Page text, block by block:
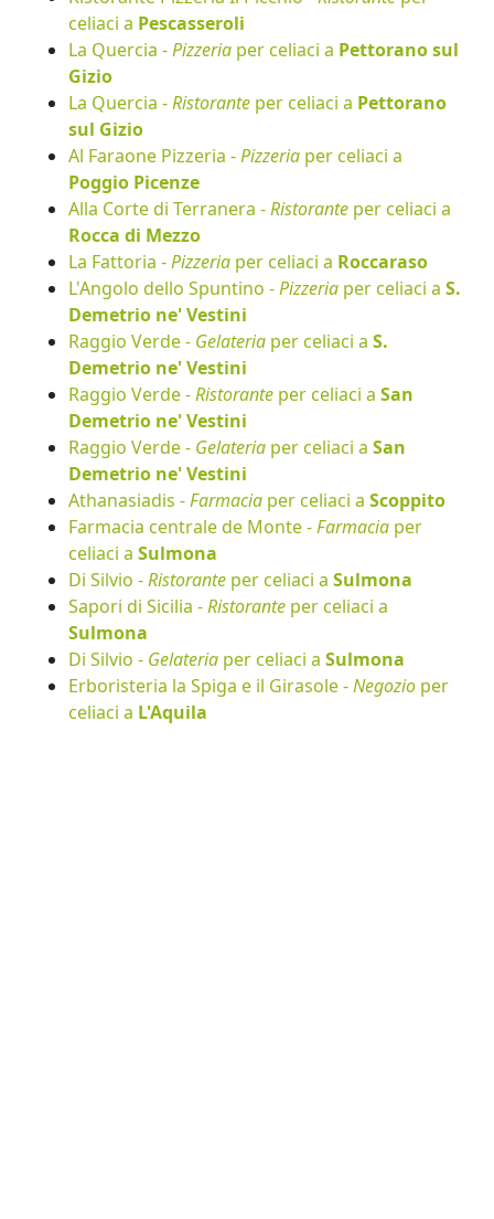
celiaci a Pescasseroli
La Quercia -Pizzeria per celiaci a Pettorano sul
Gizio
La Quercia -Ristorante per celiaci a Pettorano
sul Gizio
Al Faraone Pizzeria -Pizzeria per celiaci a
Poggio Picenze
Alla Corte di Terranera -Ristorante per celiaci a
Rocca di Mezzo
La Fattoria -Pizzeria per celiaci a Roccaraso
L'Angolo dello Spuntino -Pizzeria per celiaci a S.
Demetrio ne' Vestini
Raggio Verde - Gelateria per celiaci a S.
Demetrio ne' Vestini
Raggio Verde -Ristorante per celiaci a San
Demetrio ne' Vestini
Raggio Verde - Gelateria per celiaci a San
Demetrio ne' Vestini
Athanasiadis -Farmacia per celiaci a Scoppito
Farmacia centrale de Monte -Farmacia per
celiaci a Sulmona
Di Silvio -Ristorante per celiaci a Sulmona
Sapori di Sicilia -Ristorante per celiaci a
Sulmona
Di Silvio - Gelateria per celiaci a Sulmona
Erboristeria la Spiga e il Girasole -Negozio per
celiaci a L'Aquila